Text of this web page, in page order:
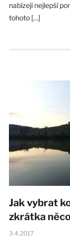
nabízejí nejlepší
tohoto […]
Jak vybrat
zkrátka
3.4.2017